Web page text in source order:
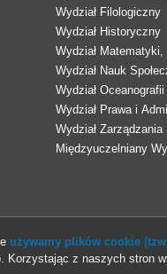
Wydział Filologiczny
Wydział Historyczny
Wydział
Wydział Nauk
Wydział
Wydział Prawa i
Wydział Zarządzania
Międzyuczelniany
używamy plików cookie
Korzystając z naszych stron